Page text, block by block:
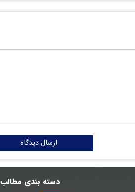
ارسال دیدگاه
دسته بندی مطالب